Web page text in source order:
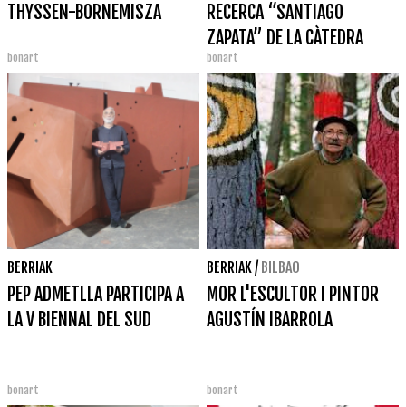
THYSSEN-BORNEMISZA
bonart
RECERCA “SANTIAGO
ZAPATA” DE LA CÀTEDRA
D’ESTUDIS DEL SURO
bonart
BERRIAK
PEP ADMETLLA PARTICIPA A
LA V BIENNAL DEL SUD
bonart
BERRIAK/ BILBAO
MOR L'ESCULTOR I PINTOR
AGUSTÍN IBARROLA
bonart